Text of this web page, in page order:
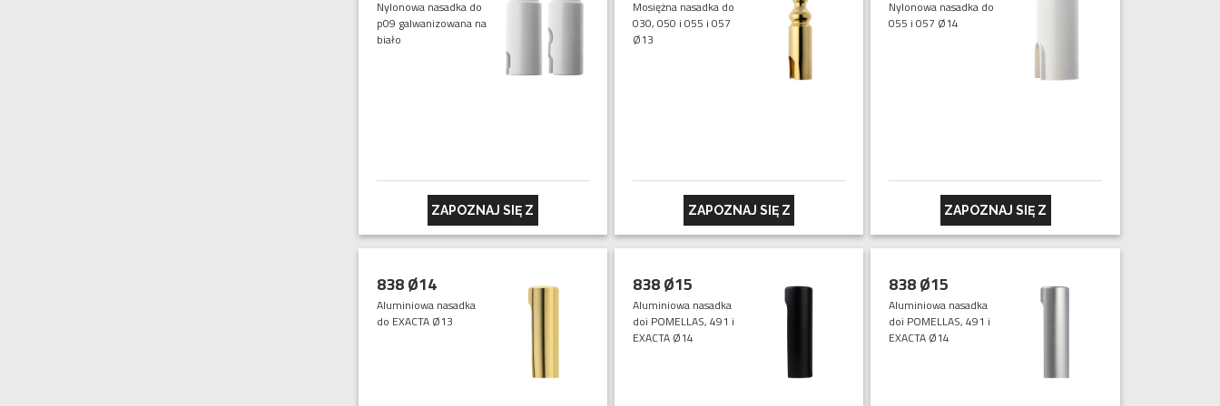
Nylonowa nasadka do
p09 galwanizowana na
biało
ZAPOZNAJ SIĘ Z
Mosiężna nasadka do
030, 050 i 055 i 057
Ø13
ZAPOZNAJ SIĘ Z
Nylonowa nasadka do
055 i 057 Ø14
ZAPOZNAJ SIĘ Z
838 Ø14
Aluminiowa nasadka
do EXACTA Ø13
838 Ø15
Aluminiowa nasadka
doi POMELLAS, 491 i
EXACTA Ø14
838 Ø15
Aluminiowa nasadka
doi POMELLAS, 491 i
EXACTA Ø14